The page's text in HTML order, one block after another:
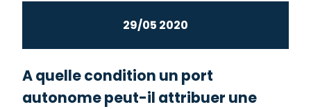
29/05 2020
A quelle condition un port
autonome peut-il attribuer une